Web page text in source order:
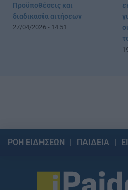
Προϋποθέσεις και
διαδικασία αιτήσεων
27/04/2026 - 14:51
ΡΟΗ ΕΙΔΗΣΕΩΝ ΠΑΙΔΕΙΑ